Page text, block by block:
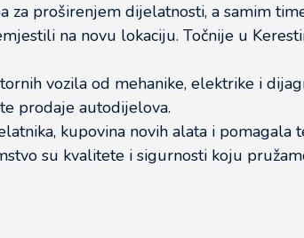
za proširenjem dijelatnosti, a samim
na novu lokaciju. Točnije u
vozila od mehanike, elektrike i
prodaje autodijelova.
kupovina novih alata i pomagala
su kvalitete i sigurnosti koju